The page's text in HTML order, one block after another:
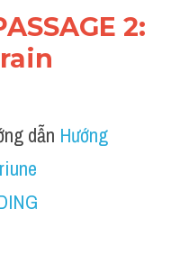
2:
dẫn Hướng